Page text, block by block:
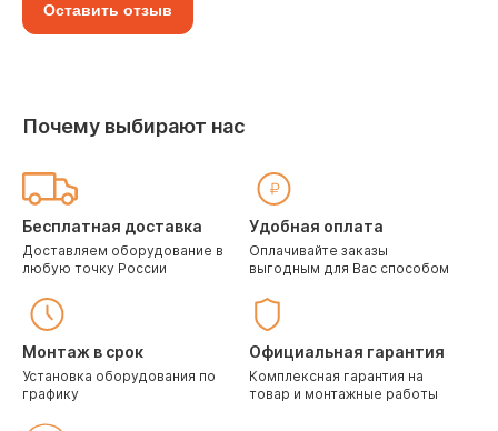
Оставить отзыв
Почему выбирают нас
Бесплатная доставка
Доставляем оборудование в
любую точку России
Удобная оплата
Оплачивайте заказы
выгодным для Вас способом
Монтаж в срок
Установка оборудования по
графику
Официальная гарантия
Комплексная гарантия на
товар и монтажные работы